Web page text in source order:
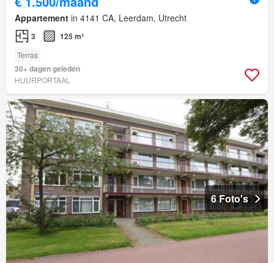
Appartement in 4141 CA, Leerdam, Utrecht
3 125 m²
Terras
30+ dagen geleden
HUURPORTAAL
6 Foto's